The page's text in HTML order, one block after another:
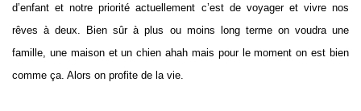
d’enfant et notre priorité actuellement c’est de voyager et vivre nos
rêves à deux. Bien sûr à plus ou moins long terme on voudra une
famille, une maison et un chien ahah mais pour le moment on est bien
comme ça. Alors on profite de la vie.